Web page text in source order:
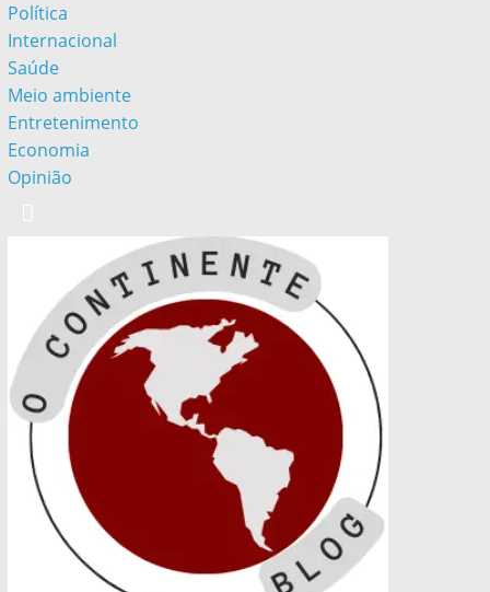
Política
Internacional
Saúde
Meio ambiente
Entretenimento
Economia
Opinião